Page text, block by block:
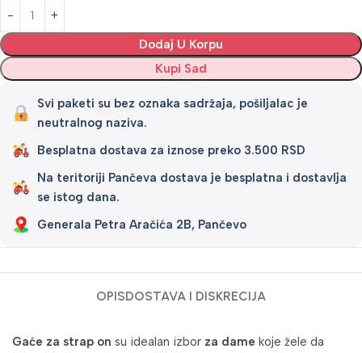
Dodaj U Korpu
Kupi Sad
Alternative:
Svi paketi su bez oznaka sadržaja, pošiljalac je
neutralnog naziva.
Besplatna dostava za iznose preko 3.500 RSD
Na teritoriji Pančeva dostava je besplatna i dostavlja
se istog dana.
Generala Petra Aračića 2B, Pančevo
OPISDOSTAVA I DISKRECIJA
Gaće za strap on su idealan izbor za dame koje žele da